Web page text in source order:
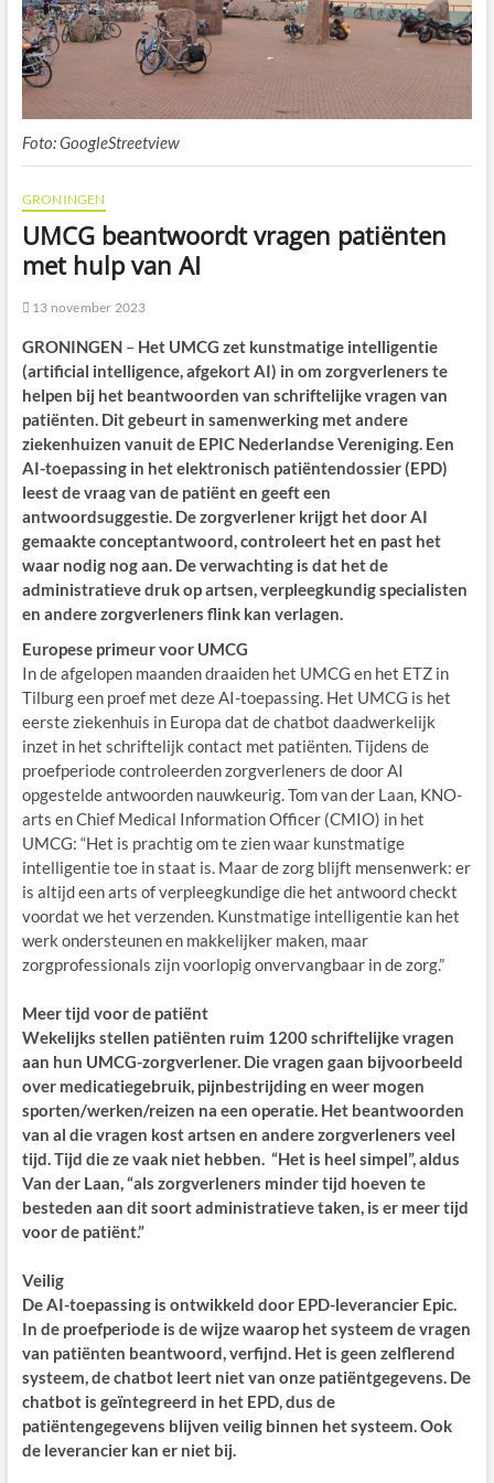
Foto: GoogleStreetview
GRONINGEN
UMCG beantwoordt vragen patiënten
met hulp van AI
13 november 2023
GRONINGEN– Het UMCG zet kunstmatige intelligentie
(artificial intelligence, afgekort AI) in om zorgverleners te
helpen bij het beantwoorden van schriftelijke vragen van
patiënten. Dit gebeurt in samenwerking met andere
ziekenhuizen vanuit de EPIC Nederlandse Vereniging. Een
AI-toepassing in het elektronisch patiëntendossier (EPD)
leest de vraag van de patiënt en geeft een
antwoordsuggestie. De zorgverlener krijgt het door AI
gemaakte conceptantwoord, controleert het en past het
waar nodig nog aan. De verwachting is dat het de
administratieve druk op artsen, verpleegkundig specialisten
en andere zorgverleners flink kan verlagen.
Europese primeur voor UMCG
In de afgelopen maanden draaiden het UMCG en het ETZ in
Tilburg een proef met deze AI-toepassing. Het UMCG is het
eerste ziekenhuis in Europa dat de chatbot daadwerkelijk
inzet in het schriftelijk contact met patiënten. Tijdens de
proefperiode controleerden zorgverleners de door AI
opgestelde antwoorden nauwkeurig. Tom van der Laan, KNO-
arts en Chief Medical Information Officer (CMIO) in het
UMCG: “Het is prachtig om te zien waar kunstmatige
intelligentie toe in staat is. Maar de zorg blijft mensenwerk: er
is altijd een arts of verpleegkundige die het antwoord checkt
voordat we het verzenden. Kunstmatige intelligentie kan het
werk ondersteunen en makkelijker maken, maar
zorgprofessionals zijn voorlopig onvervangbaar in de zorg.”
Meer tijd voor de patiënt
Wekelijks stellen patiënten ruim 1200 schriftelijke vragen
aan hun UMCG-zorgverlener. Die vragen gaan bijvoorbeeld
over medicatiegebruik, pijnbestrijding en weer mogen
sporten/werken/reizen na een operatie. Het beantwoorden
van al die vragen kost artsen en andere zorgverleners veel
tijd. Tijd die ze vaak niet hebben. “Het is heel simpel”, aldus
Van der Laan, “als zorgverleners minder tijd hoeven te
besteden aan dit soort administratieve taken, is er meer tijd
voor de patiënt.”
Veilig
De AI-toepassing is ontwikkeld door EPD-leverancier Epic.
In de proefperiode is de wijze waarop het systeem de vragen
van patiënten beantwoord, verfijnd. Het is geen zelflerend
systeem, de chatbot leert niet van onze patiëntgegevens. De
chatbot is geïntegreerd in het EPD, dus de
patiëntengegevens blijven veilig binnen het systeem. Ook
de leverancier kan er niet bij.